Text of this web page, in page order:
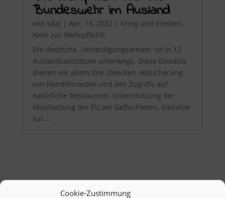
Cookie-Zustimmung
Bundeswehr im Ausland
von sdaj | Apr. 15, 2022 | Krieg und Frieden,
Nein zur Wehrpflicht!
Die deutsche „Verteidigungsarmee“ ist in 12
Auslandseinsätzen unterwegs. Diese Einsätze
dienen vor allem drei Zwecken: Absicherung
von Handelsrouten und des Zugriffs auf
natürliche Ressourcen. Unterstützung der
Abschottung der EU vor Geflüchteten. Einsätze
zur...